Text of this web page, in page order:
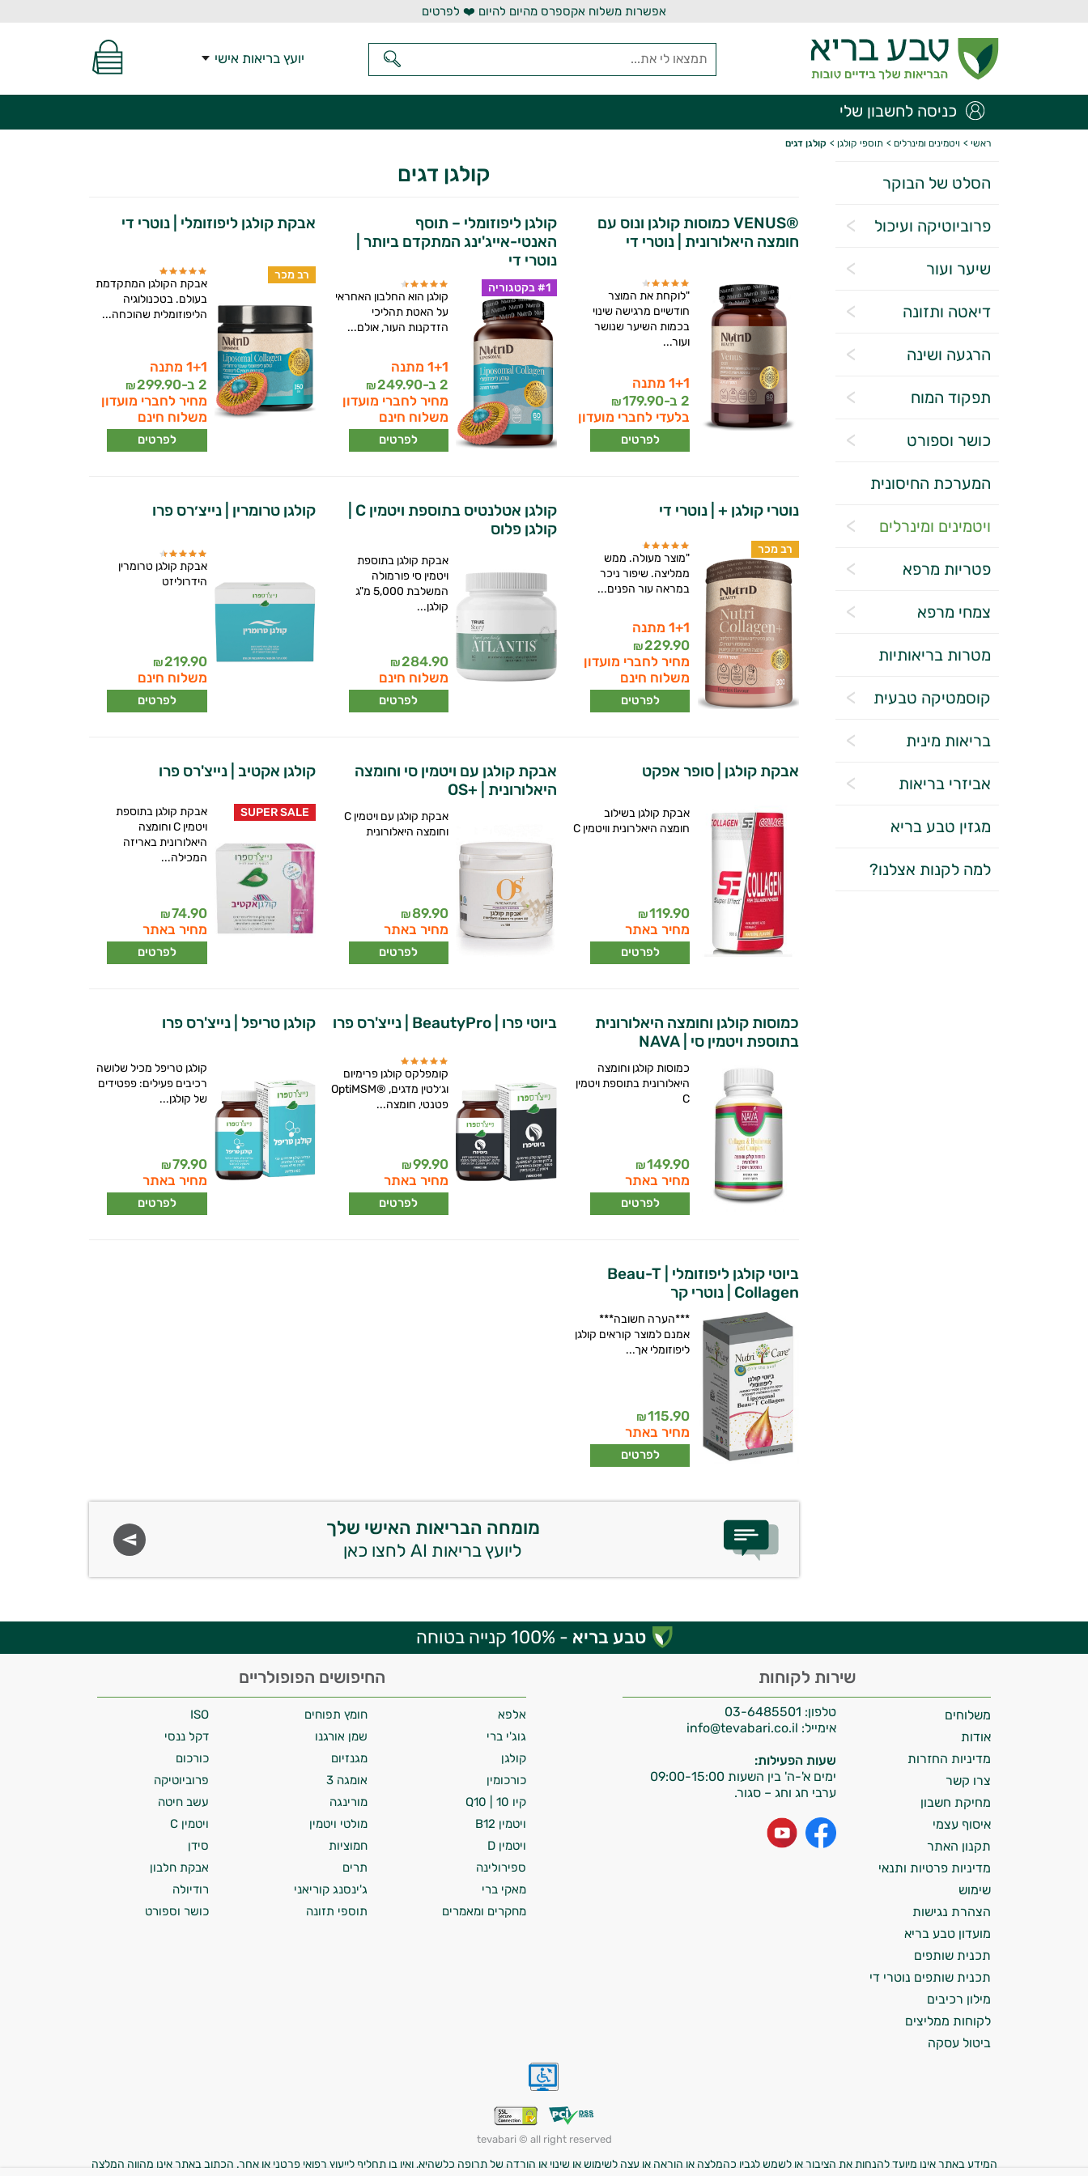
אפשרות משלוח אקספרס מהיום להיום ❤️ לפרטים
יועץ בריאות אישי
כניסה לחשבון שלי
ראשי > ויטמינים ומינרלים > תוספי קולגן > קולגן דגים
הסלט של הבוקר
פרוביוטיקה ועיכול
שיער ועור
דיאטה ותזונה
הרגעה ושינה
תפקוד המוח
כושר וספורט
המערכת החיסונית
ויטמינים ומינרלים
פטריות מרפא
צמחי מרפא
מטרות בריאותיות
קוסמטיקה טבעית
בריאות מינית
אביזרי בריאות
מגזין טבע בריא
למה לקנות אצלנו?
קולגן דגים
®VENUS כמוסות קולגן ונוס עם
חומצה היאלורונית | נוטרי די
"לוקחת את המוצר
חודשיים מרגישה שינוי
בכמות השיער שנושר
ועור...
1+1 מתנה
2 ב-
179.90
₪
בלעדי לחברי מועדון
לפרטים
קולגן ליפוזומלי – תוסף
האנטי-אייג'ינג המתקדם ביותר |
נוטרי די
#1 בקטגוריה
קולגן הוא החלבון האחראי
על האטת תהליכי
הזדקנות העור, אולם...
1+1 מתנה
2 ב-
249.90
₪
מחיר לחברי מועדון
משלוח חינם
לפרטים
אבקת קולגן ליפוזומלי | נוטרי די
רב מכר
אבקת הקולגן המתקדמת
בעולם. בטכנולוגיה
הליפוזומלית שהוכחה...
1+1 מתנה
2 ב-
299.90
₪
מחיר לחברי מועדון
משלוח חינם
לפרטים
נוטרי קולגן + | נוטרי די
רב מכר
"מוצר מעולה. ממש
ממליצה. שיפור ניכר
במראה עור הפנים...
1+1 מתנה
229.90
₪
מחיר לחברי מועדון
משלוח חינם
לפרטים
קולגן פלוס
אבקת קולגן בתוספת
ויטמין סי פורמולה
המשלבת 5,000 מ"ג
קולגן...
284.90
₪
משלוח חינם
לפרטים
קולגן טרומרין | נייצ׳רס פרו
אבקת קולגן טרומרין
הידרוליזט
219.90
₪
משלוח חינם
לפרטים
אבקת קולגן | סופר אפקט
אבקת קולגן בשילוב
חומצה היאלרונית וויטמין C
119.90
₪
מחיר באתר
לפרטים
אבקת קולגן עם ויטמין סי וחומצה
היאלורונית | +OS
אבקת קולגן עם ויטמין C
וחומצה היאלורונית
89.90
₪
מחיר באתר
לפרטים
קולגן אקטיב | נייצ'רס פרו
SUPER SALE
אבקת קולגן בתוספת
ויטמין C וחומצה
היאלורונית באריזה
המכילה...
74.90
₪
מחיר באתר
לפרטים
כמוסות קולגן וחומצה היאלורונית
בתוספת ויטמין סי | NAVA
כמוסות קולגן וחומצה
היאלורונית בתוספת ויטמין
C
149.90
₪
מחיר באתר
לפרטים
ביוטי פרו | BeautyPro | נייצ'רס פרו
קומפלקס קולגן פרימיום
וג׳לטין מדגים, ®OptiMSM
פטנטי, חומצה...
99.90
₪
מחיר באתר
לפרטים
קולגן טריפל | נייצ'רס פרו
קולגן טריפל מכיל שלושה
רכיבים פעילים: פפטידים
של קולגן...
79.90
₪
מחיר באתר
לפרטים
ביוטי קולגן ליפוזומלי | Beau-T
Collagen | נוטרי קר
***הערה חשובה***
אמנם למוצר קוראים קולגן
ליפוזומלי אך...
115.90
₪
מחיר באתר
לפרטים
מומחה הבריאות האישי שלך
ליועץ בריאות AI לחצו כאן
טבע בריא - 100% קנייה בטוחה
שירות לקוחות
טלפון: 03-6485501
אימייל:
שעות הפעילות:
ימים א'-ה' בין השעות 09:00-15:00
ערבי חג וחג – סגור.
משלוחים
אודות
מדיניות החזרות
צרו קשר
מחיקת חשבון
איסוף עצמי
תקנון האתר
מדיניות פרטיות ותנאי
שימוש
הצהרת נגישות
מועדון טבע בריא
תכנית שותפים
תכנית שותפים נוטרי די
מילון רכיבים
לקוחות ממליצים
ביטול עסקה
החיפושים הפופולריים
אלפא חומץ תפוחים
ISO
גוג'י ברי
שמן אורגנו
דקל ננסי
קולגן
מגנזיום
כורכום
כורכומין
אומגה 3
פרוביוטיקה
קיו 10 | Q10
מורינגה
עשב חיטה
ויטמין B12
מולטי ויטמין
ויטמין C
ויטמין D
חמוציות
סידן
ספירולינה
תרים
אבקת חלבון
מאקי ברי
ג'ינסנג קוריאני
רודיולה
מחקרים ומאמרים
תוספי תזונה כושר וספורט
tevabari © all right reserved
המידע באתר אינו מיועד להנחות את הציבור או לשמש לגביו כהמלצה או הוראה או עצה לשימוש או שינוי או הורדה של תרופה כלשהיא, ואין בו תחליף לייעוץ רפואי פרטני או אחר. הכתוב באתר אינו מהווה המלצה
התשובות שלי מבוססות על מאגרי מידע קליניים
וספרות מקצועית בתחומי הרפואה הטבעית
ותזונת הספורט.
אני כאן כדי לעזור לך להתאים את תוספי
התזונה ומוצרי הבריאות המדויקים למטרות
ולמצב הגופני שלך, ולהסביר לך אילו רכיבים
עובדים יחד כדי למקסם תוצאות גם בחיי היום
המטרה שלי היא להתאים עבורך המלצות
אישיות מבוססות מדעית.
זה הזמן להתחיל. איך אוכל לעזור?